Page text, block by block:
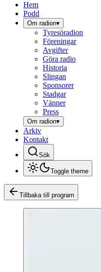
Hem
Podd
Om radion▾
Tyresöradion
Föreningar
Avgifter
Göra radio
Historia
Slingan
Sponsorer
Stadgar
Vänner
Press
Om radion▾
Arkiv
Kontakt
Sök
Toggle theme
Tillbaka till program